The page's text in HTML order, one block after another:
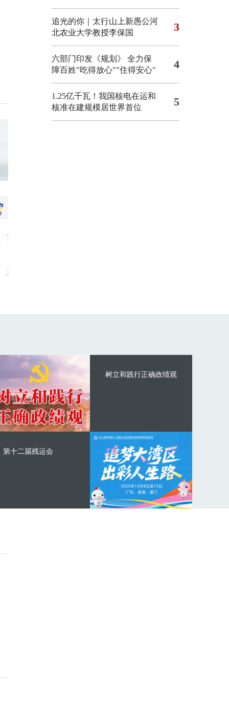
追光的你｜太行山上新愚公河
北农业大学教授李保国
3
六部门印发《规划》 全力保
障百姓"吃得放心""住得安心"
4
1.25亿千瓦！我国核电在运和
核准在建规模居世界首位
5
树立和践行正确政绩观
第十二届残运会